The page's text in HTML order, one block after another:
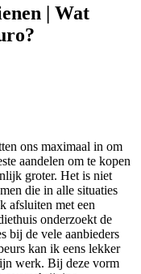
| Wat
ons maximaal in om
aandelen om te kopen
groter. Het is niet
die in alle situaties
afsluiten met een
onderzoekt de
bij de vele aanbieders
kan ik eens lekker
werk. Bij deze vorm